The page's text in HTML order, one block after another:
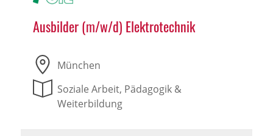
Ausbilder (m/w/d) Elektrotechnik
München
Soziale Arbeit, Pädagogik &
Weiterbildung